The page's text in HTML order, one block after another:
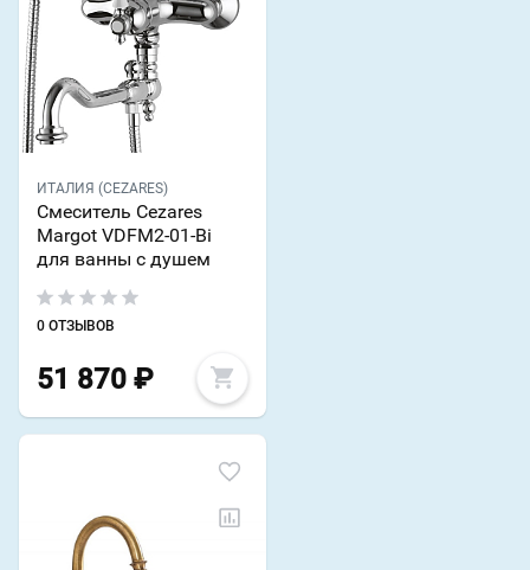
ИТАЛИЯ (CEZARES)
Смеситель Cezares
Margot VDFM2-01-Bi
для ванны с душем
0 ОТЗЫВОВ
51 870 ₽